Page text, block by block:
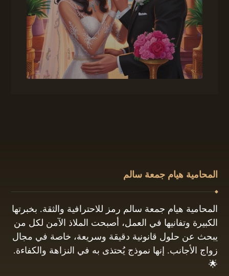
المحامية هيام جمعة سالم
المحامية هيام جمعة سالم رمز للاحترافية والثقة. بخبرتها
الكبيرة وتفانيها في العمل، أصبحت الملاذ الآمن لكل من
يبحث عن حلول قانونية دقيقة وسريعة، خاصة في مجال
زواج الأجانب. إنها نموذج يُحتذى به في النزاهة والكفاءة.
🌟